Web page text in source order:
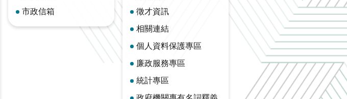
市政信箱
徵才資訊
相關連結
個人資料保護專區
廉政服務專區
統計專區